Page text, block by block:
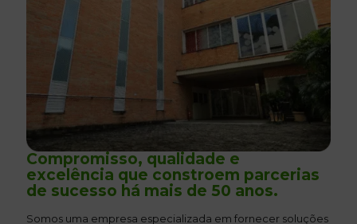
Compromisso, qualidade e
excelência que constroem parcerias
de sucesso há mais de 50 anos.
Somos uma empresa especializada em fornecer soluções